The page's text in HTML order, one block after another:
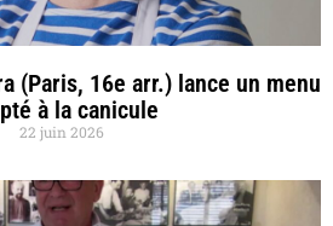
(Paris, 16e arr.) lance un menu
à la canicule
22 juin 2026